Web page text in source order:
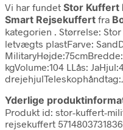
Vi har fundet Stor Kuffert
Smart Rejsekuffert fra
kategorien . Størrelse:
letvægts plastFarve:
kgVolume:104 LLås:
Yderlige
Produkt id: stor-kuffert-
rejsekuffert 5714803731836